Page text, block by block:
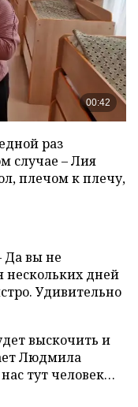
раз
случае – Лия
плечом к плечу,
Да вы не
нескольких дней
Удивительно
выскочить и
Людмила
тут человек…